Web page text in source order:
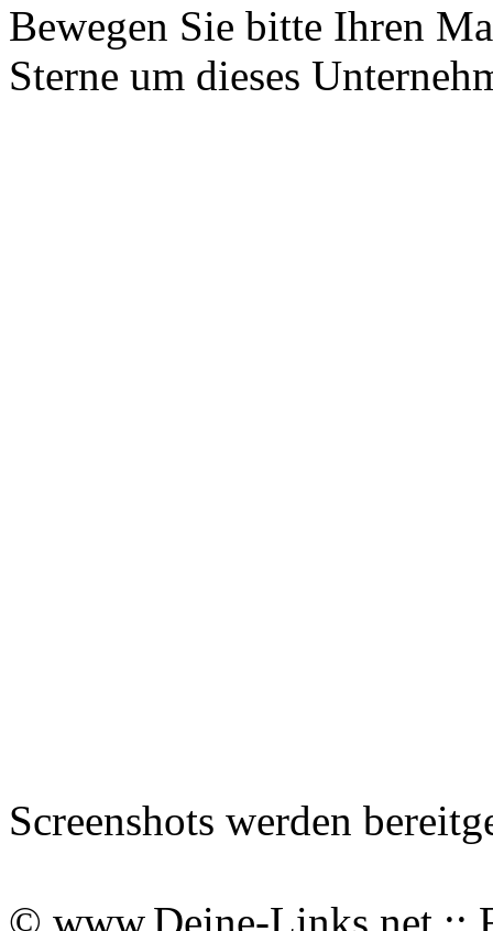
Bewegen Sie bitte Ihren
Sterne um dieses
Screenshots werden
© www.Deine-Links.net ::